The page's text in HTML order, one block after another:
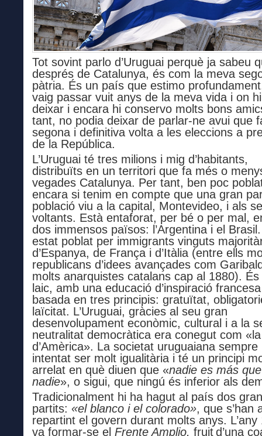
Tot sovint parlo d’Uruguai perquè ja sabeu
després de Catalunya, és com la meva
pàtria. És un país que estimo
vaig passar vuit anys de la meva vida i on
deixar i encara hi conservo molts bons
tant, no podia deixar de parlar-ne avui que
segona i definitiva volta a les eleccions a
de la República.
L’Uruguai té tres milions i mig d’habitants,
distribuïts en un territori que fa més o
vegades Catalunya. Per tant, ben poc
encara si tenim en compte que una gran
població viu a la capital, Montevideo, i als
voltants. Està entaforat, per bé o per mal,
dos immensos països: l’Argentina i el
estat poblat per immigrants vinguts
d’Espanya, de França i d’Itàlia (entre ells
republicans d’idees avançades com
molts anarquistes catalans cap al 1880).
laic, amb una educació d’inspiració francesa
basada en tres principis: gratuïtat,
laïcitat. L’Uruguai, gràcies al seu gran
desenvolupament econòmic, cultural i a la
neutralitat democràtica era conegut com
d’Amèrica». La societat uruguaiana sempre
intentat ser molt igualitària i té un principi
arrelat en què diuen que «nadie es más que
nadie», o sigui, que ningú és inferior als
Tradicionalment hi ha hagut al país dos
partits: «el blanco i el colorado», que s’han
repartint el govern durant molts anys. L’any
va formar-se el Frente Amplio, fruitd’una